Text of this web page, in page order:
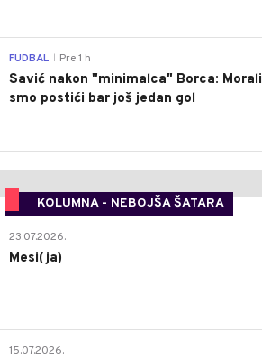
FUDBAL Pre 1 h
Savić nakon "minimalca" Borca: Morali
smo postići bar još jedan gol
KOLUMNA - NEBOJŠA ŠATARA
23.07.2026.
Mesi(ja)
15.07.2026.